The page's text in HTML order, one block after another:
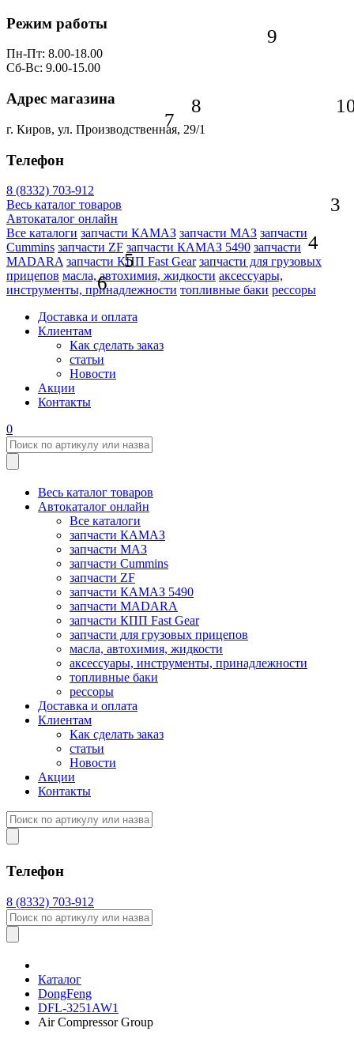
Режим работы
Пн-Пт: 8.00-18.00
Сб-Вс: 9.00-15.00
Адрес магазина
г. Киров, ул. Производственная, 29/1
Телефон
8 (8332) 703-912
Весь каталог товаров
Автокаталог онлайн
Все каталоги запчасти КАМАЗ запчасти МАЗ запчасти
Cummins запчасти ZF запчасти КАМАЗ 5490 запчасти
MADARA запчасти КПП Fast Gear запчасти для грузовых
прицепов масла, автохимия, жидкости аксессуары,
инструменты, принадлежности топливные баки рессоры
Доставка и оплата
Клиентам
Как сделать заказ
статьи
Новости
Акции
Контакты
0
Весь каталог товаров
Автокаталог онлайн
Все каталоги
запчасти КАМАЗ
запчасти МАЗ
запчасти Cummins
запчасти ZF
запчасти КАМАЗ 5490
запчасти MADARA
запчасти КПП Fast Gear
запчасти для грузовых прицепов
масла, автохимия, жидкости
аксессуары, инструменты, принадлежности
топливные баки
рессоры
Доставка и оплата
Клиентам
Как сделать заказ
статьи
Новости
Акции
Контакты
Телефон
8 (8332) 703-912
Каталог
DongFeng
DFL-3251AW1
Air Compressor Group
3
4
5
6
7
8
9